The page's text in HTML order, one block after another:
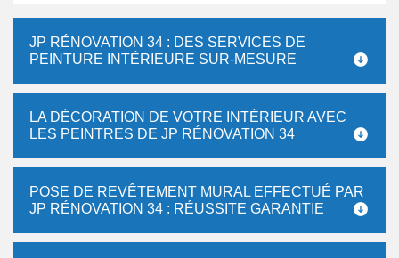
JP RÉNOVATION 34 : DES SERVICES DE
PEINTURE INTÉRIEURE SUR-MESURE
LA DÉCORATION DE VOTRE INTÉRIEUR AVEC
LES PEINTRES DE JP RÉNOVATION 34
POSE DE REVÊTEMENT MURAL EFFECTUÉ PAR
JP RÉNOVATION 34 : RÉUSSITE GARANTIE